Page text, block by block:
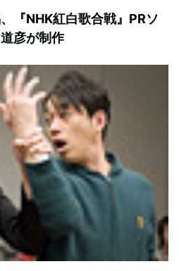
『NHK紅白歌合戦』PRソ
彦が制作